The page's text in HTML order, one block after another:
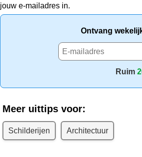
jouw e-mailadres in.
Ontvang
Ruim
Meer uittips voor:
Schilderijen Architectuur